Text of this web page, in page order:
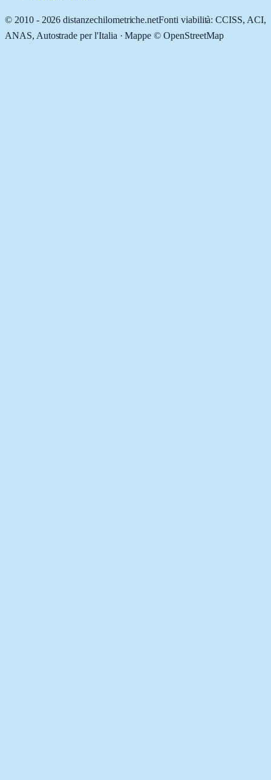
© 2010 - 2026 distanzechilometriche.netFonti viabilità: CCISS, ACI,
ANAS, Autostrade per l'Italia · Mappe © OpenStreetMap